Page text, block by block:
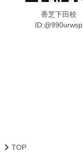
香芝下田校
ID:@990urwsp
TOP